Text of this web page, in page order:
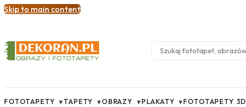
Skip to main content
FOTOTAPETY ▾TAPETY ▾OBRAZY ▾PLAKATY ▾FOTOTAPETY 3D